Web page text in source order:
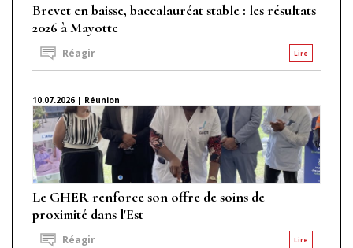
Brevet en baisse, baccalauréat stable : les résultats
2026 à Mayotte
Lire
Réagir
10.07.2026 | Réunion
Le GHER renforce son offre de soins de
proximité dans l'Est
Lire
Réagir